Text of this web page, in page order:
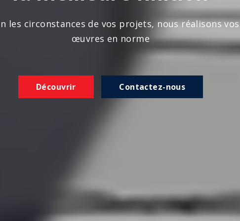
les circonstances de vos projets, nous réalisons vos
œuvres en norme
Découvrir Contactez-nous